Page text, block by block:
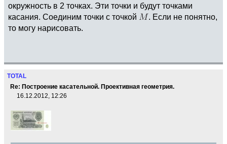
окружность в 2 точках. Эти точки и будут точками
касания. Соединим точки с точкой
. Если не понятно,
то могу нарисовать.
TOTAL
Re: Построение касательной. Проективная геометрия.
16.12.2012, 12:26